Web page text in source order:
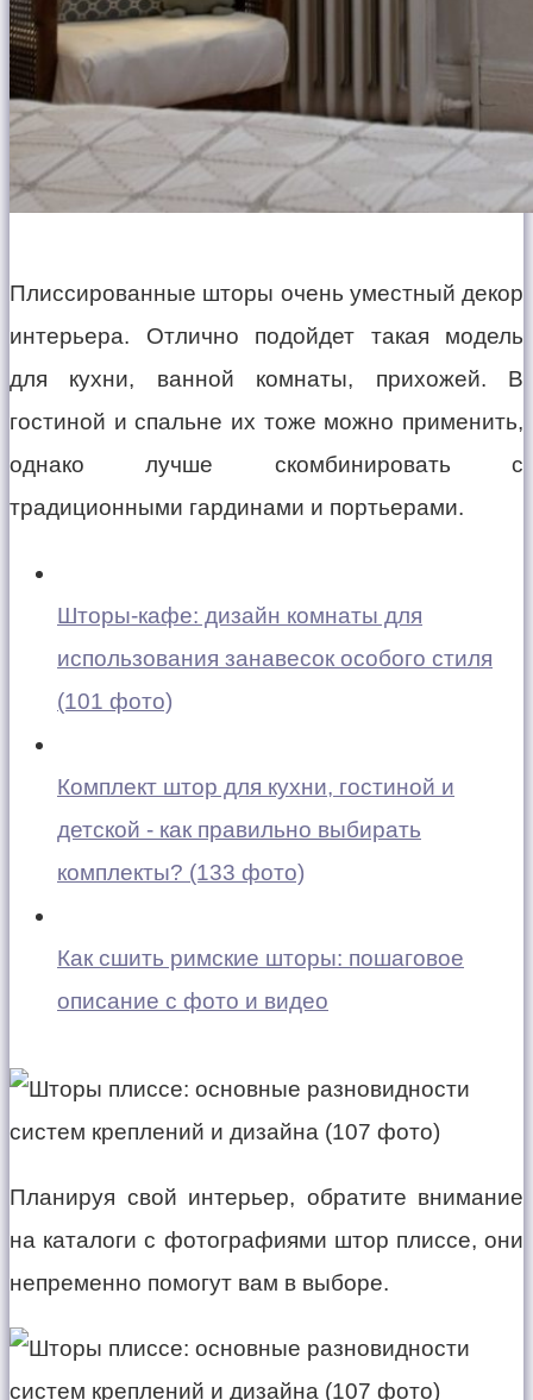
Плиссированные шторы очень уместный декор
интерьера. Отлично подойдет такая модель
для кухни, ванной комнаты, прихожей. В
гостиной и спальне их тоже можно применить,
однако лучше скомбинировать с
традиционными гардинами и портьерами.
Шторы-кафе: дизайн комнаты для
использования занавесок особого стиля
(101 фото)
Комплект штор для кухни, гостиной и
детской - как правильно выбирать
комплекты? (133 фото)
Как сшить римские шторы: пошаговое
описание с фото и видео
Планируя свой интерьер, обратите внимание
на каталоги с фотографиями штор плиссе, они
непременно помогут вам в выборе.